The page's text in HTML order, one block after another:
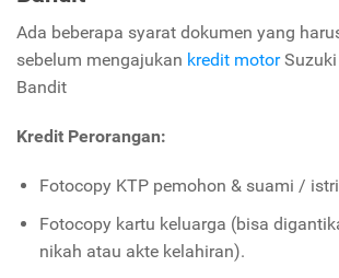
Ada beberapa syarat dokumen yang
sebelum mengajukan kredit motorSuzuki
Bandit
Kredit Perorangan:
Fotocopy KTP pemohon & suami /
Fotocopy kartu keluarga (bisa
nikah atau akte kelahiran).